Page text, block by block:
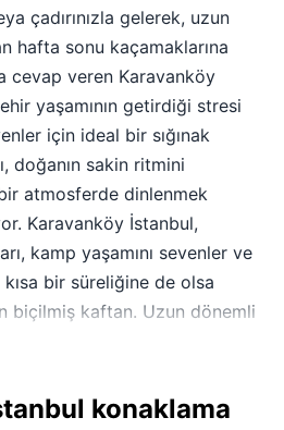
çadırınızla gelerek, uzun
hafta sonu kaçamaklarına
cevap veren Karavanköy
yaşamının getirdiği stresi
için ideal bir sığınak
doğanın sakin ritmini
atmosferde dinlenmek
Karavanköy İstanbul,
kamp yaşamını sevenler ve
kısa bir süreliğine de olsa
biçilmiş kaftan. Uzun dönemli
sunarken, kısa süreli
için de kapılarını
konaklama